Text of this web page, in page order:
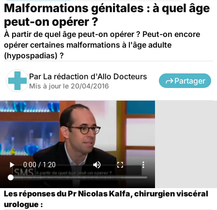
Malformations génitales : à quel âge
peut-on opérer ?
À partir de quel âge peut-on opérer ? Peut-on encore
opérer certaines malformations à l'âge adulte
(hypospadias) ?
Par La rédaction d'Allo Docteurs
Mis à jour le 20/04/2016
Partager
Les réponses du Pr Nicolas Kalfa, chirurgien viscéral
urologue :